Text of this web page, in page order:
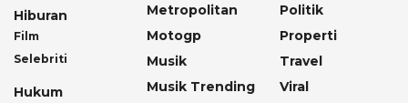
Hiburan
Film
Selebriti
Hukum
Metropolitan
Motogp
Musik
Musik Trending
Politik
Properti
Travel
Viral